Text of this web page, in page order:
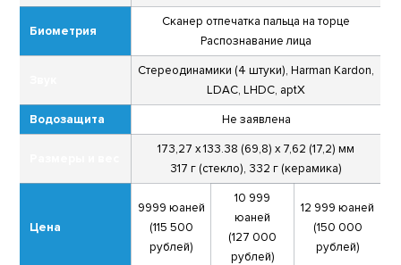
Биометрия
Сканер отпечатка пальца на торце
Распознавание лица
Стереодинамики (4 штуки), Harman Kardon,
LDAC, LHDC, aptX
Водозащита Не заявлена
173,27 x 133.38 (69,8) x 7,62 (17,2) мм
317 г (стекло), 332 г (керамика)
Цена
9999 юаней
(115 500
рублей)
10 999
юаней
(127 000
рублей)
12 999 юаней
(150 000
рублей)